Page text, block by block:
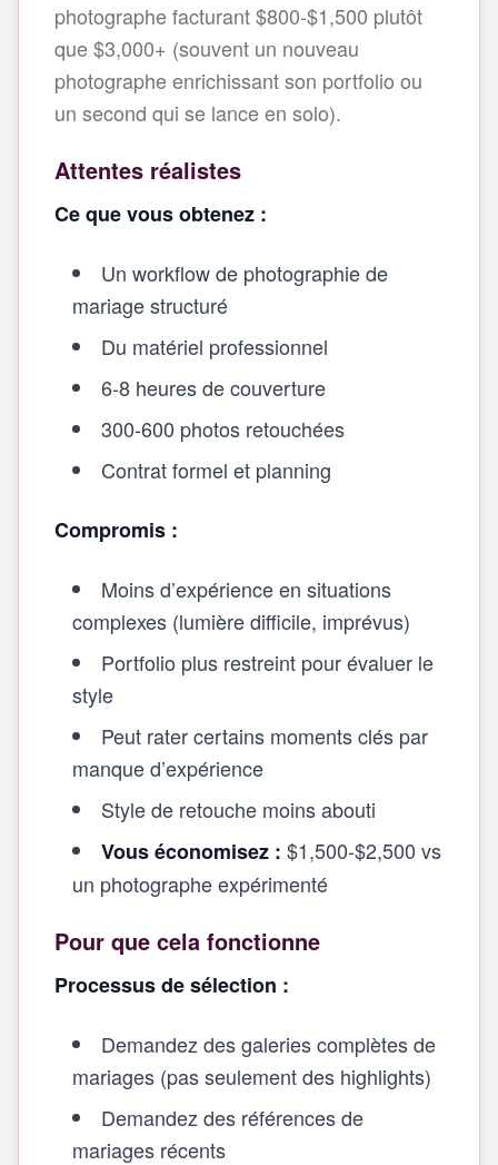
photographe facturant $800-$1,500 plutôt
que $3,000+ (souvent un nouveau
photographe enrichissant son portfolio ou
un second qui se lance en solo).
Attentes réalistes
Ce que vous obtenez :
Un workflow de photographie de
mariage structuré
Du matériel professionnel
6-8 heures de couverture
300-600 photos retouchées
Contrat formel et planning
Compromis :
Moins d’expérience en situations
complexes (lumière difficile, imprévus)
Portfolio plus restreint pour évaluer le
style
Peut rater certains moments clés par
manque d’expérience
Style de retouche moins abouti
Vous économisez : $1,500-$2,500 vs
un photographe expérimenté
Pour que cela fonctionne
Processus de sélection :
Demandez des galeries complètes de
mariages (pas seulement des highlights)
Demandez des références de
mariages récents